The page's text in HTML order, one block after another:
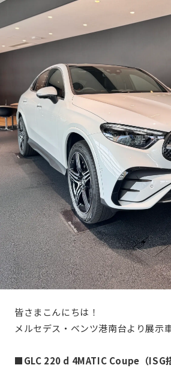
皆さまこんにちは！
メルセデス・ベンツ港南台より展示
■GLC 220 d 4MATIC Coupe（ISG